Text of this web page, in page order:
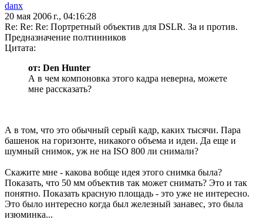
danx
20 мая 2006 г., 04:16:28
Re: Re: Re: Портретный объектив для DSLR. За и против.
Предназначение полтинников
Цитата:
от: Den Hunter
А в чем компоновка этого кадра неверна, можете
мне рассказать?
А в том, что это обычный серый кадр, каких тысячи. Пара
башенок на горизонте, никакого объема и идеи. Да еще и
шумный снимок, уж не на ISO 800 ли снимали?
Скажите мне - какова вобще идея этого снимка была?
Показать, что 50 мм объектив так может снимать? Это и так
понятно. Показать красную площадь - это уже не интересно.
Это было интересно когда был железный занавес, это была
изюминка...